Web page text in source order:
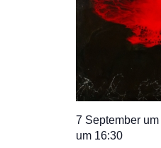
7 September
um 16:30